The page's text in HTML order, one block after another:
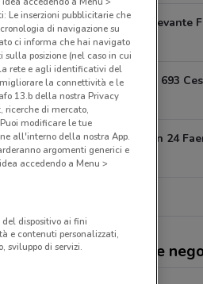
Via Emilia Levante
8.8 km
Via S. Carlo 693
19.5 km
Via Oberdan 24
20.8 km
Stokke, offerte e
Le inserzioni pubblicitarie che
di navigazione su
ci informa che hai navigato
posizione (nel caso in cui
rete e agli identificativi del
migliorare la connettività e le
13.b della nostra Privacy
ricerche di mercato,
modificare le tue
all'interno della nostra App.
argomenti generici e
accedendo a Menu >
dispositivo ai fini
e contenuti personalizzati,
sviluppo di servizi.